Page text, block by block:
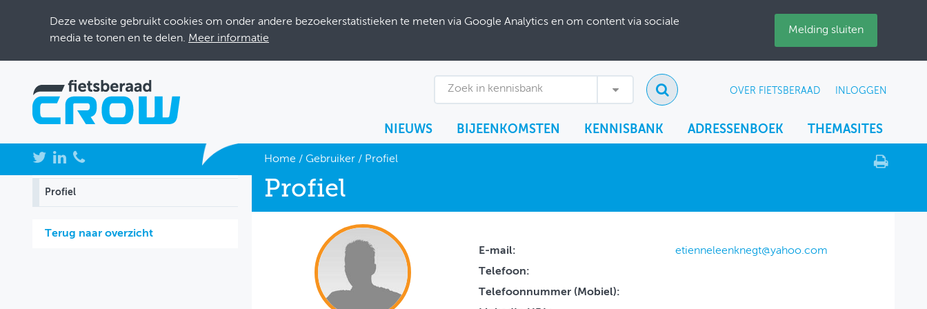
Deze website gebruikt cookies om onder andere bezoekerstatistieken te meten via Google Analytics en om content via sociale
media te tonen en te delen. Meer informatie
Melding sluiten
Zoek in kennisbank OVER FIETSBERAAD INLOGGEN
NIEUWS BIJEENKOMSTEN KENNISBANK ADRESSENBOEK THEMASITES
NIEUWS
BIJEENKOMSTEN
Home / Gebruiker/ Profiel
Profiel
Terug naar overzicht
Profiel
E-mail:
etienneleenknegt@yahoo.com
Telefoon:
Telefoonnummer (Mobiel):